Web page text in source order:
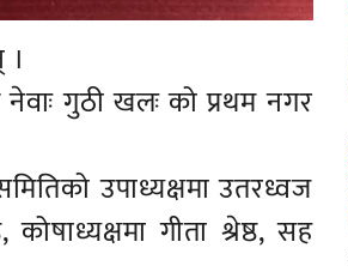
गुठी खलः को प्रथम नगर
उपाध्यक्षमा उतरध्वज
गीता श्रेष्ठ, सह